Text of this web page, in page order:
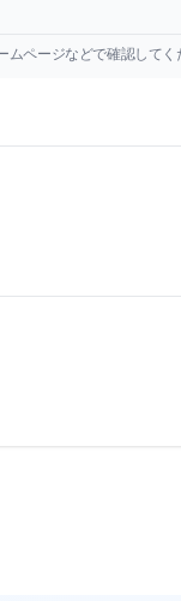
ムページなどで確認してく